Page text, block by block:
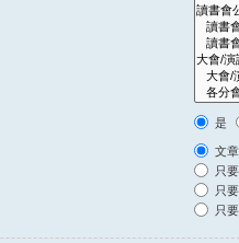
是
文
只
只
只